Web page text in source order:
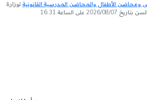
ومحاضن الأطفال والمحاضن المدرسية القانونية لوزارة
على الساعة 16:31